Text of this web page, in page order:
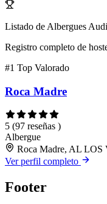
Listado de Albergues
Registro completo de
#1 Top Valorado
Roca Madre
5 (97 reseñas )
Albergue
Roca Madre, AL LOS
Ver perfil completo
Footer